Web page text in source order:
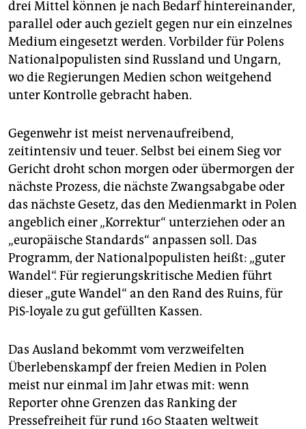
drei Mittel können je nach Bedarf hintereinander,
parallel oder auch gezielt gegen nur ein einzelnes
Medium eingesetzt werden. Vorbilder für Polens
Nationalpopulisten sind Russland und Ungarn,
wo die Regierungen Medien schon weitgehend
unter Kontrolle gebracht haben.
Gegenwehr ist meist nervenaufreibend,
zeitintensiv und teuer. Selbst bei einem Sieg vor
Gericht droht schon morgen oder übermorgen der
nächste Prozess, die nächste Zwangsabgabe oder
das nächste Gesetz, das den Medienmarkt in Polen
angeblich einer „Korrektur“ unterziehen oder an
„europäische Standards“ anpassen soll. Das
Programm, der Nationalpopulisten heißt: „guter
Wandel“. Für regierungskritische Medien führt
dieser „gute Wandel“ an den Rand des Ruins, für
PiS-loyale zu gut gefüllten Kassen.
Das Ausland bekommt vom verzweifelten
Überlebenskampf der freien Medien in Polen
meist nur einmal im Jahr etwas mit: wenn
Reporter ohne Grenzen das Ranking der
Pressefreiheit für rund 160 Staaten weltweit